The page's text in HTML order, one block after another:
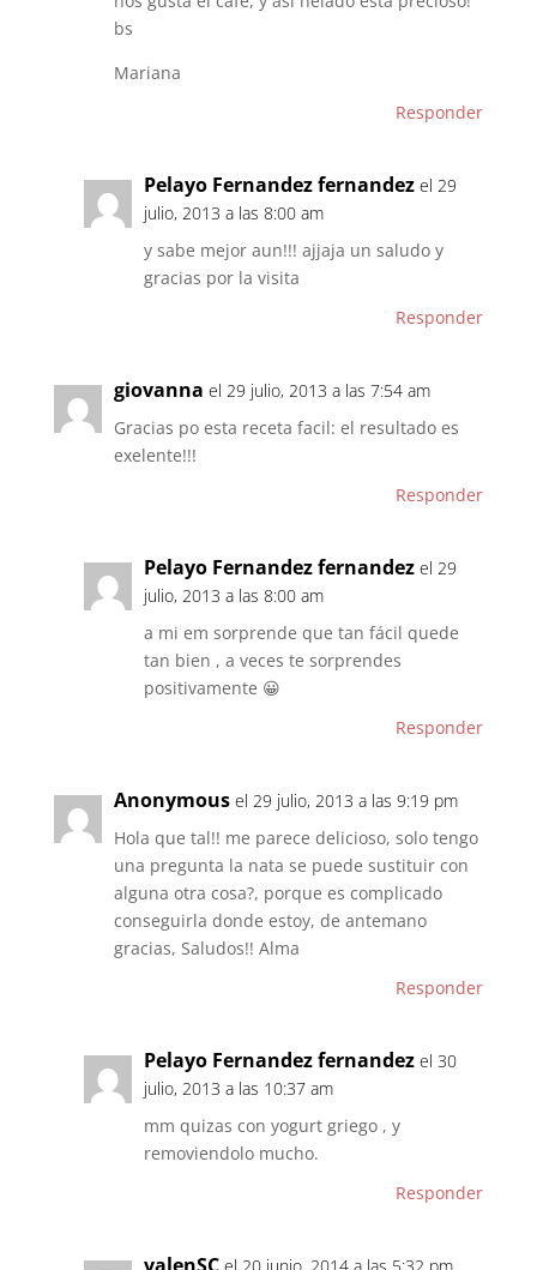
bs
Mariana
Responder
Pelayo Fernandez fernandez el 29
julio, 2013 a las 8:00 am
y sabe mejor aun!!! ajjaja un saludo y
gracias por la visita
Responder
giovanna el 29 julio, 2013 a las 7:54 am
Gracias po esta receta facil: el resultado es
exelente!!!
Responder
Pelayo Fernandez fernandez el 29
julio, 2013 a las 8:00 am
a mi em sorprende que tan fácil quede
tan bien , a veces te sorprendes
positivamente 😀
Responder
Anonymous el 29 julio, 2013 a las 9:19 pm
Hola que tal!! me parece delicioso, solo tengo
una pregunta la nata se puede sustituir con
alguna otra cosa?, porque es complicado
conseguirla donde estoy, de antemano
gracias, Saludos!! Alma
Responder
Pelayo Fernandez fernandez el 30
julio, 2013 a las 10:37 am
mm quizas con yogurt griego , y
removiendolo mucho.
Responder